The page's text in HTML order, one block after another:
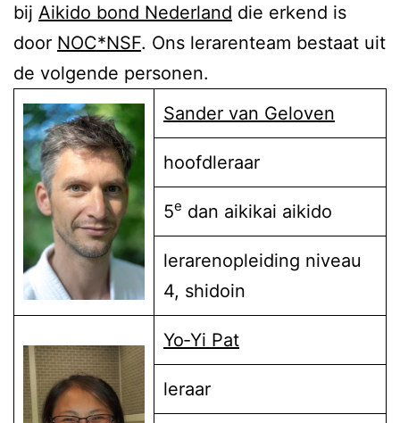
bij Aikido bond Nederland die erkend is
door NOC*NSF. Ons lerarenteam bestaat uit
de volgende personen.
Sander van Geloven
hoofdleraar
5e dan aikikai aikido
lerarenopleiding niveau
4, shidoin
Yo‑Yi Pat
leraar